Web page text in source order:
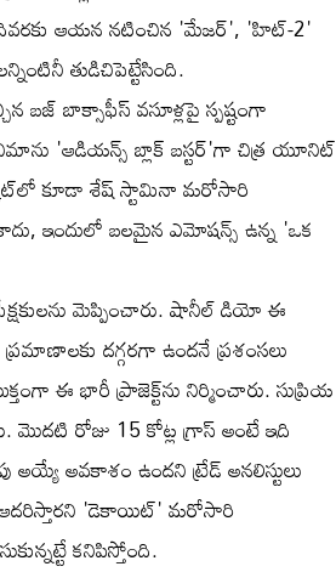
ఆయన నటించిన 'మేజర్', 'హిట్-2'
తుడిచిపెట్టేసింది.
బజ్ బాక్సాఫీస్ వసూళ్లపై స్పష్టంగా
'ఆడియన్స్ బ్లాక్ బస్టర్'గా చిత్ర యూనిట్
కూడా శేష్ స్టామినా మరోసారి
ఇందులో బలమైన ఎమోషన్స్ ఉన్న 'ఒక
మెప్పించారు. షానీల్ డియో ఈ
దగ్గరగా ఉందనే ప్రశంసలు
ఈ భారీ ప్రాజెక్ట్‌ను నిర్మించారు. సుప్రియ
మొదటి రోజు 15 కోట్ల గ్రాస్ అంటే ఇది
అయ్యే అవకాశం ఉందని ట్రేడ్ అనలిస్టులు
ఆదరిస్తారని 'డెకాయిట్' మరోసారి
కనిపిస్తోంది.